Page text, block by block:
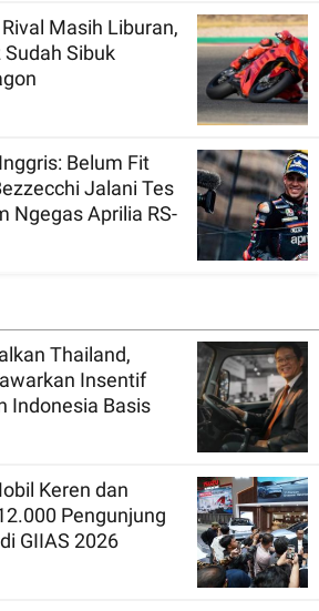
Masih Liburan,
Sibuk
Belum Fit
Jalani Tes
Ngegas Aprilia RS-
Thailand,
Insentif
Indonesia Basis
Keren dan
Pengunjung
GIIAS 2026